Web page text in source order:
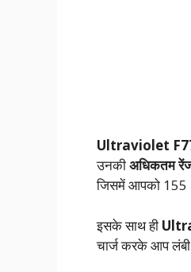
Ultraviolet
उनकीअधिकतम
जिसमें आपको 155
इसके साथ ही
चार्ज करके आप